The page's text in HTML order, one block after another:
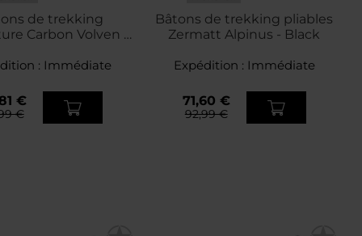
de trekking
Carbon Volven -
: Immédiate
€
€
Bâtons de trekking pliables
Zermatt Alpinus - Black
Expédition : Immédiate
71,60 €
92,99 €